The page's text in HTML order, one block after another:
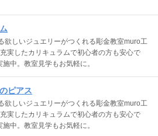
欲しいジュエリーがつくれる彫金教室muro工
実したカリキュラムで初心者の方も安心で
中。教室見学もお気軽に。
ピアス
欲しいジュエリーがつくれる彫金教室muro工
実したカリキュラムで初心者の方も安心で
中。教室見学もお気軽に。